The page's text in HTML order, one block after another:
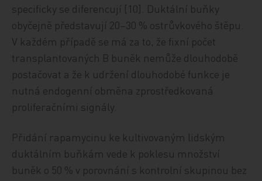
specificky se diferencují [10]. Duktální buňky
obyčejně představují 20–30 % ostrůvkového štěpu.
V každém případě se má za to, že fixní počet
transplantovaných B buněk nemůže dlouhodobě
postačovat a že k udržení dlouhodobé funkce je
nutná endogenní obměna zprostředkovaná
proliferačními signály.
Přidání rapamycinu ke kultivovaným lidským
duktálním buňkám vede k poklesu množství
buněk o 50 % v porovnání s kontrolní skupinou bez